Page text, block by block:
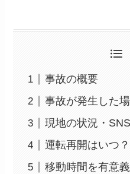
事故の概要
事故が発生した
現地の状況・
運転再開はいつ
移動時間を有意義